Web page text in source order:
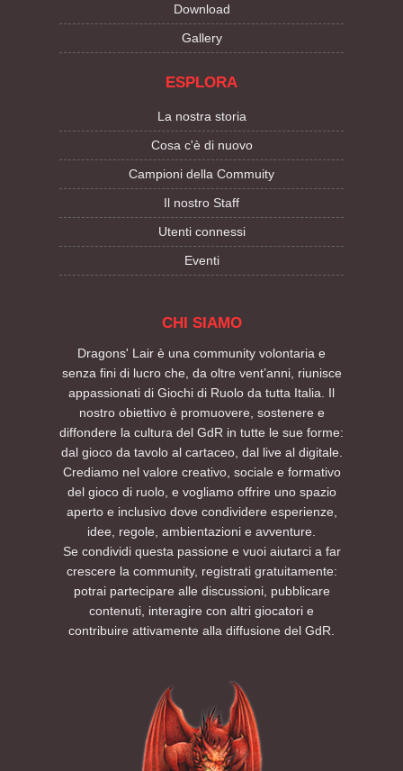
Download
Gallery
ESPLORA
La nostra storia
Cosa c'è di nuovo
Campioni della Commuity
Il nostro Staff
Utenti connessi
Eventi
CHI SIAMO
Dragons' Lair è una community volontaria e
senza fini di lucro che, da oltre vent’anni, riunisce
appassionati di Giochi di Ruolo da tutta Italia. Il
nostro obiettivo è promuovere, sostenere e
diffondere la cultura del GdR in tutte le sue forme:
dal gioco da tavolo al cartaceo, dal live al digitale.
Crediamo nel valore creativo, sociale e formativo
del gioco di ruolo, e vogliamo offrire uno spazio
aperto e inclusivo dove condividere esperienze,
idee, regole, ambientazioni e avventure.
Se condividi questa passione e vuoi aiutarci a far
crescere la community, registrati gratuitamente:
potrai partecipare alle discussioni, pubblicare
contenuti, interagire con altri giocatori e
contribuire attivamente alla diffusione del GdR.